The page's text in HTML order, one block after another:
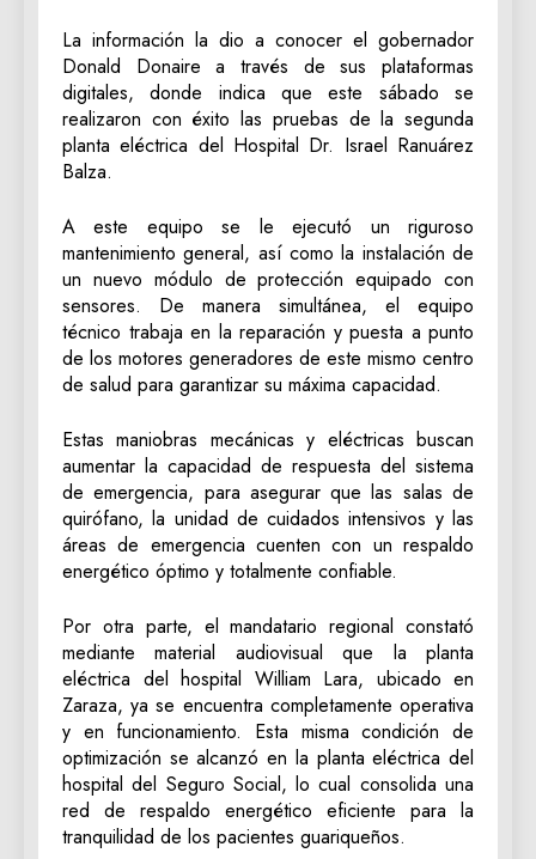
La información la dio a conocer el gobernador
Donald Donaire a través de sus plataformas
digitales, donde indica que este sábado se
realizaron con éxito las pruebas de la segunda
planta eléctrica del Hospital Dr. Israel Ranuárez
Balza.
A este equipo se le ejecutó un riguroso
mantenimiento general, así como la instalación de
un nuevo módulo de protección equipado con
sensores. De manera simultánea, el equipo
técnico trabaja en la reparación y puesta a punto
de los motores generadores de este mismo centro
de salud para garantizar su máxima capacidad.
Estas maniobras mecánicas y eléctricas buscan
aumentar la capacidad de respuesta del sistema
de emergencia, para asegurar que las salas de
quirófano, la unidad de cuidados intensivos y las
áreas de emergencia cuenten con un respaldo
energético óptimo y totalmente confiable.
Por otra parte, el mandatario regional constató
mediante material audiovisual que la planta
eléctrica del hospital William Lara, ubicado en
Zaraza, ya se encuentra completamente operativa
y en funcionamiento. Esta misma condición de
optimización se alcanzó en la planta eléctrica del
hospital del Seguro Social, lo cual consolida una
red de respaldo energético eficiente para la
tranquilidad de los pacientes guariqueños.